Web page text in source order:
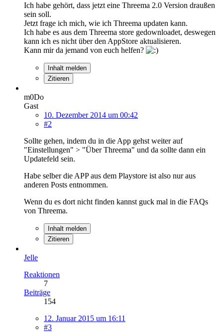
Ich habe gehört, dass jetzt eine Threema 2.0 Version draußen
sein soll.
Jetzt frage ich mich, wie ich Threema updaten kann.
Ich habe es aus dem Threema store gedownloadet, deswegen
kann ich es nicht über den AppStore aktualisieren.
Kann mir da jemand von euch helfen?
Inhalt melden
Zitieren
m0Do
Gast
10. Dezember 2014 um 00:42
#2
Sollte gehen, indem du in die App gehst weiter auf
"Einstellungen" > "Über Threema" und da sollte dann ein
Updatefeld sein.
Habe selber die APP aus dem Playstore ist also nur aus
anderen Posts entnommen.
Wenn du es dort nicht finden kannst guck mal in die FAQs
von Threema.
Inhalt melden
Zitieren
Jelle
Reaktionen
7
Beiträge
154
12. Januar 2015 um 16:11
#3